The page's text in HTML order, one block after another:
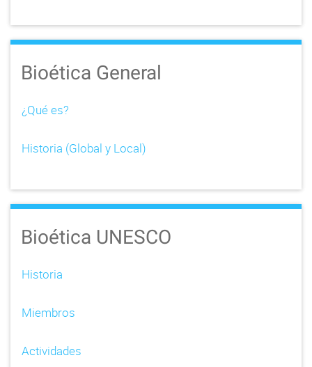
Bioética General
¿Qué es?
Historia (Global y Local)
Bioética UNESCO
Historia
Miembros
Actividades